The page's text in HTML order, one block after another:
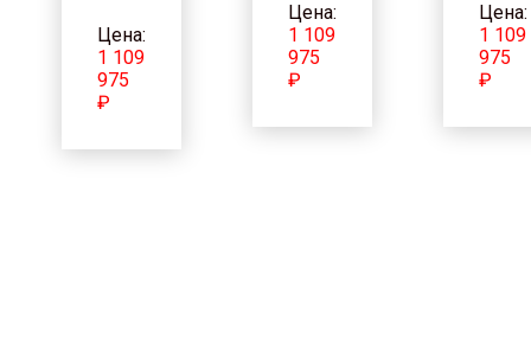
Цена:
1 109
975
₽
Цена:
1 109
975
₽
Цена:
1 109
975
₽